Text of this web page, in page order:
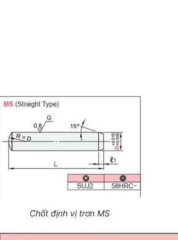
Chốt định vị trơn MS